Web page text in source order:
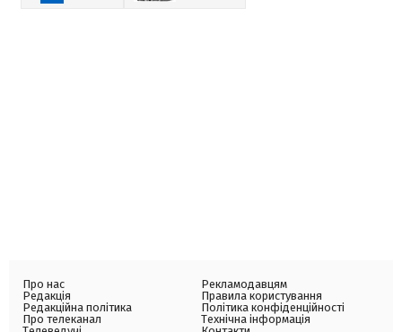
Про нас
Редакція
Редакційна політика
Про телеканал
Рекламодавцям
Правила користування
Політика конфіденційності
Технічна інформація